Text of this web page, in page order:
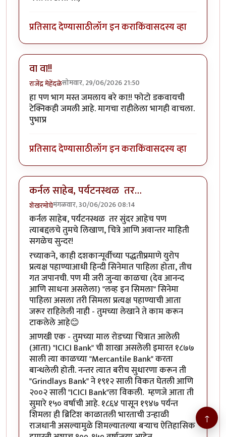
प्रतिसाद देण्यासाठीलॉग इन कराकिंवासदस्य व्हा
वा वा!!
राजेंद्र मेहेंदळेसोमवार, 29/06/2026 21:50
हा पण भाग मस्त जमलाय बरे का!! फोटो डकवायची
टेक्निकही जमली आहे. मागचा राहीलेला भागही वाचला.
पुभाप्र
प्रतिसाद देण्यासाठीलॉग इन कराकिंवासदस्य व्हा
कर्नल साहेब, पर्यटनस्थळ तर…
शेखरमोघेमंगळवार, 30/06/2026 08:14
कर्नल साहेब, पर्यटनस्थळ तर सुंदर आहेच पण
त्याबद्दलचे तुमचे लिखाण, चित्रे आणि अवान्तर माहिती
सगळेच सुन्दर!
रच्याकने, काही दशकान्पूर्वीच्या पद्धतीप्रमाणे युरोप
प्रत्यक्ष पहाण्याआधी हिन्दी सिनेमात पाहिला होता, तीच
गत जपानची. पण मी जरी जुन्या काळचा (देव आनन्द
आणि साधना असलेला) "लव्ह इन सिमला" सिनेमा
पाहिला असला तरी सिमला प्रत्यक्ष पहाण्याची आता
जरूर राहिलेली नाही - तुमच्या लेखाने ते काम करून
टाकलेले आहे😊
आणखी एक - तुमच्या माल रोडच्या चित्रात आलेली
(आता) "ICICI Bank" ची शाखा असलेली इमारत १८७७
साली त्या काळच्या "Mercantile Bank" करता
बान्धलेली होती. नन्तर त्यात बरीच सुधारणा करून ती
"Grindlays Bank" ने १९१२ साली विकत घेतली आणि
२००२ साली "ICICI Bank"ला विकली. म्हणजे आता ती
सुमारे १५० वर्षाची आहे. १८६४ पासून १९४७ पर्यन्त
शिमला ही ब्रिटिश काळातली भारताची उन्हाळी
राजधानी असल्यामुळे शिमल्यातल्या बऱ्याच ऐतिहासिक
↑